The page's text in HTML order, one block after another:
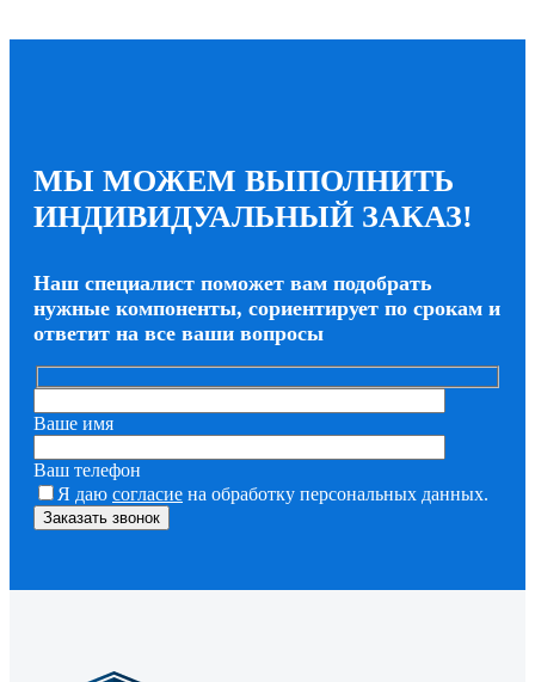
МЫ МОЖЕМ ВЫПОЛНИТЬ
ИНДИВИДУАЛЬНЫЙ ЗАКАЗ!
Наш специалист поможет вам подобрать
нужные компоненты, сориентирует по срокам и
ответит на все ваши вопросы
Ваше имя
Ваш телефон
Я даю согласие на обработку персональных данных.